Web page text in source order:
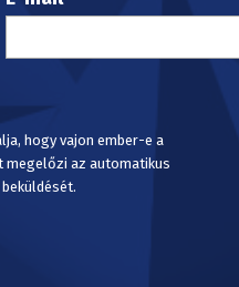
hogy vajon ember-e a
az automatikus